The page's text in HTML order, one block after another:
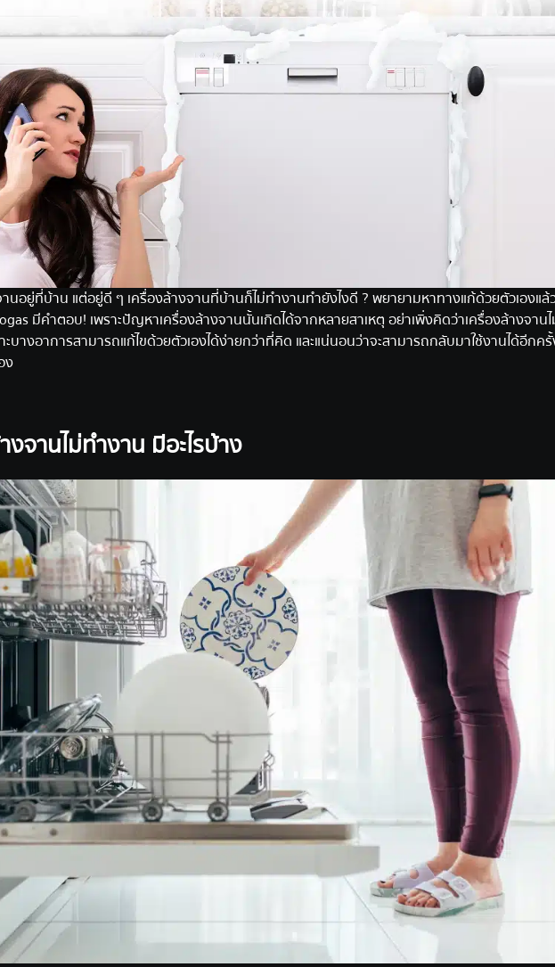
านอยู่ที่บ้าน แต่อยู่ดี ๆ เครื่องล้างจานที่บ้านก็ไม่ทำงานทำยังไงดี ? พยายามหาทางแก้ด้วยตัวเองแล้
มีคำตอบ! เพราะปัญหาเครื่องล้างจานนั้นเกิดได้จากหลายสาเหตุ อย่าเพิ่งคิดว่าเครื่องล้างจาน
าะบางอาการสามารถแก้ไขด้วยตัวเองได้ง่ายกว่าที่คิด และแน่นอนว่าจะสามารถกลับมาใช้งานได้อีกครั้
ง
งจานไม่ทำงาน มีอะไรบ้าง